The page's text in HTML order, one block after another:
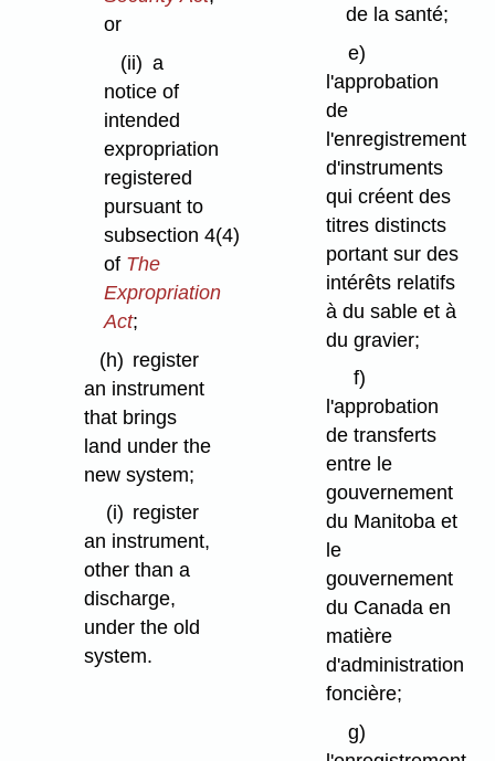
or
(ii) a
notice of
intended
expropriation
registered
pursuant to
subsection 4(4)
of The
Expropriation
Act;
(h) register
an instrument
that brings
land under the
new system;
(i) register
an instrument,
other than a
discharge,
under the old
system.
de la santé;
e)
l'approbation
de
l'enregistrement
d'instruments
qui créent des
titres distincts
portant sur des
intérêts relatifs
à du sable et à
du gravier;
f)
l'approbation
de transferts
entre le
gouvernement
du Manitoba et
le
gouvernement
du Canada en
matière
d'administration
foncière;
g)